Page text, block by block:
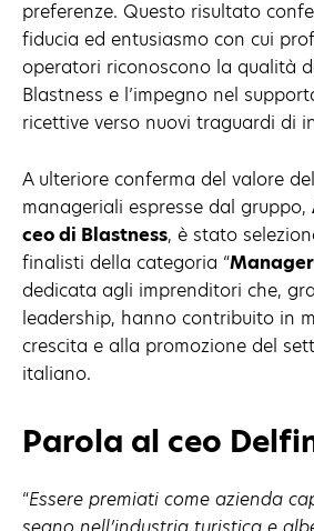
preferenze. Questo risultato
fiducia ed entusiasmo con cui
operatori riconoscono la qualità
Blastness e l’impegno nel
ricettive verso nuovi traguardi di
A ulteriore conferma del valore
manageriali espresse dal gruppo,
ceo di Blastness, è stato
finalisti della categoria “
dedicata agli imprenditori che,
leadership, hanno contribuito in
crescita e alla promozione del
italiano.
Parola al ceo
“Essere premiati come azienda